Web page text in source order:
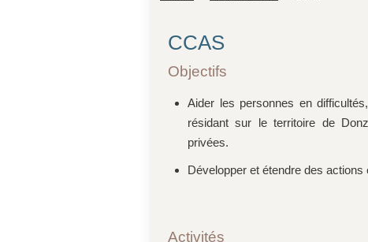
CCAS
Objectifs
Aider les personnes en
résidant sur le territoire de
privées.
Développer et étendre des
Activités